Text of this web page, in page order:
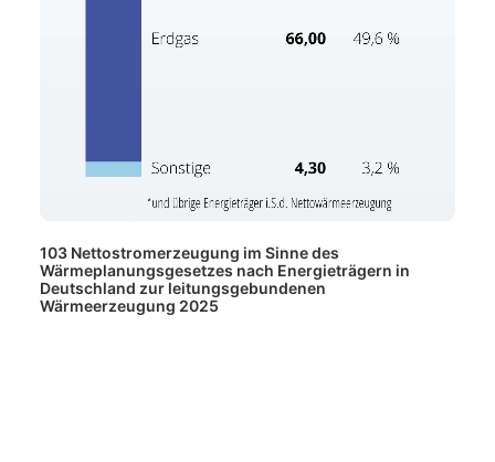
103 Nettostromerzeugung im Sinne des
Wärmeplanungsgesetzes nach Energieträgern in
Deutschland zur leitungsgebundenen
Wärmeerzeugung 2025